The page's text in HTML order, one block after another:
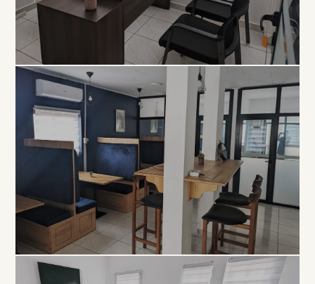
EXCLUSIVITÉ
Bureau
Privé
À PARTIR DE 80 000 FCFA / MOIS